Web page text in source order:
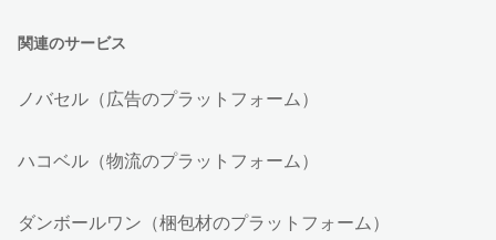
関連のサービス
ノバセル（広告のプラットフォーム）
ハコベル（物流のプラットフォーム）
ダンボールワン（梱包材のプラットフォーム）